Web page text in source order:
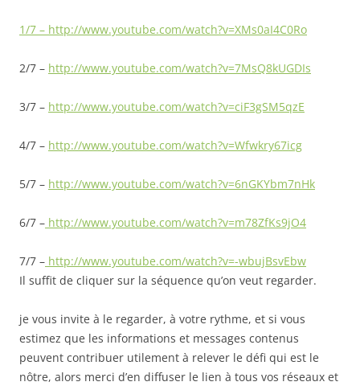
1/7 – http://www.youtube.com/watch?v=XMs0aI4C0Ro
2/7 – http://www.youtube.com/watch?v=7MsQ8kUGDIs
3/7 – http://www.youtube.com/watch?v=ciF3gSM5qzE
4/7 – http://www.youtube.com/watch?v=Wfwkry67icg
5/7 – http://www.youtube.com/watch?v=6nGKYbm7nHk
6/7 – http://www.youtube.com/watch?v=m78ZfKs9jO4
7/7 – http://www.youtube.com/watch?v=-wbujBsvEbw
Il suffit de cliquer sur la séquence qu’on veut regarder.
je vous invite à le regarder, à votre rythme, et si vous
estimez que les informations et messages contenus
peuvent contribuer utilement à relever le défi qui est le
nôtre, alors merci d’en diffuser le lien à tous vos réseaux et